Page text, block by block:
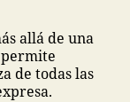
allá de una
permite
de todas las